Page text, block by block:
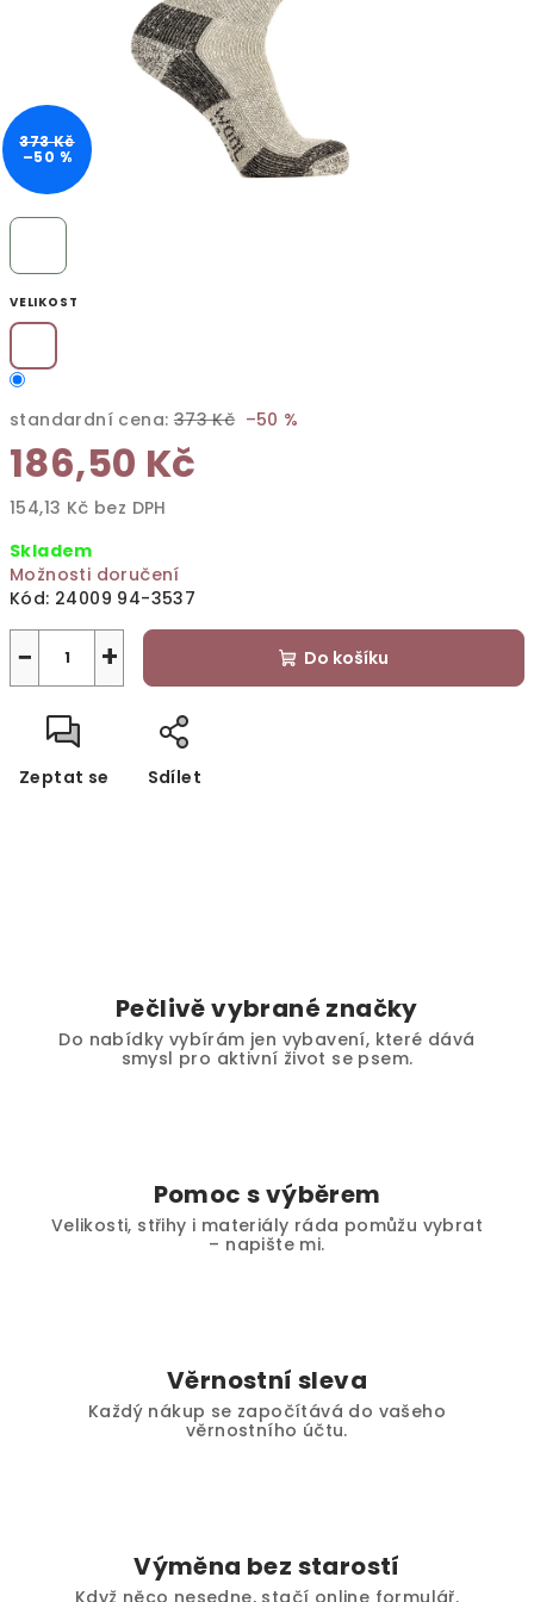
VELIKOST
standardní cena: 373 Kč –50 %
186,50 Kč
154,13 Kč bez DPH
cena:
Skladem
Možnosti doručení
Kód: 24009 94-3537
+
− Do košíku
Zeptat se Sdílet
373 Kč
–50 %
Pečlivě vybrané značky
Do nabídky vybírám jen vybavení, které dává
smysl pro aktivní život se psem.
Pomoc s výběrem
Velikosti, střihy i materiály ráda pomůžu vybrat
– napište mi.
Věrnostní sleva
Každý nákup se započítává do vašeho
věrnostního účtu.
Výměna bez starostí
Když něco nesedne, stačí online formulář.